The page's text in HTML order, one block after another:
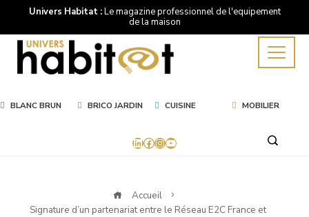
Univers Habitat :Le magazine professionnel de l'equipement
de la maison
BLANC BRUN BRICO JARDIN CUISINE MOBILIER
LinkedIn
Facebook
Instagram
YouTube
Accueil
Signature d’un partenariat entre le Réseau E2C France et